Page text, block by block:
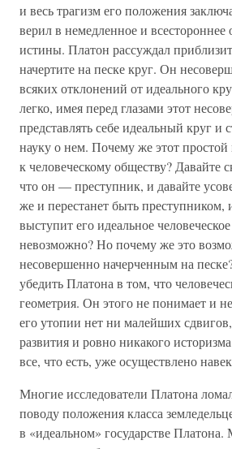
и весь трагизм его положения
верил в немедленное и всестороннее
истины. Платон рассуждал
начертите на песке круг. Он
всяких отклонений от идеального
легко, имея перед глазами этот
представлять себе идеальный круг и
науку о нем. Почему же этот
к человеческому обществу? Давайте
что он — преступник, и давайте
же и перестанет быть
выступит его идеальное
невозможно? Но почему же это
несовершенно начерченным на
убедить Платона в том, что
геометрия. Он этого не понимает и
его утопии нет ни малейших
развития и ровно никакого
все, что есть, уже осуществлено
Многие исследователи Платона
поводу положения класса
в «идеальном» государстве